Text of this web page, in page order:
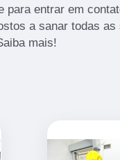
para entrar em
a sanar todas
mais!